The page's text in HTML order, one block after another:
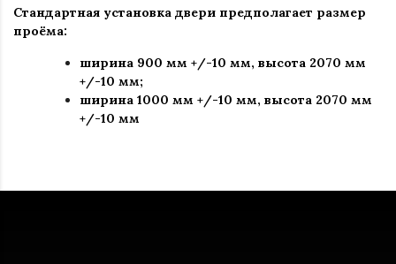
Стандартная установка двери предполагает размер
проёма:
ширина 900 мм +/-10 мм, высота 2070 мм
+/-10 мм;
ширина 1000 мм +/-10 мм, высота 2070 мм
+/-10 мм